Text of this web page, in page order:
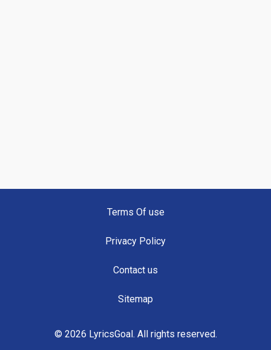
Terms Of use
Privacy Policy
Contact us
Sitemap
© 2026 LyricsGoal. All rights reserved.